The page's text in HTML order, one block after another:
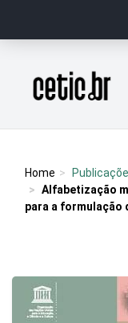
Página inicial
Home
Alfabetização
para a